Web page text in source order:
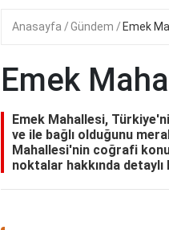
Anasayfa Gündem Emek
Emek
Emek Mahallesi,
ve ile bağlı olduğunu
Mahallesi'nin coğrafi
noktalar hakkında